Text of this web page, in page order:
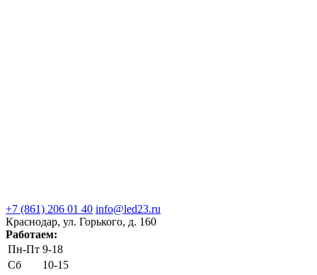
+7 (861) 206 01 40 info@led23.ru
Краснодар, ул. Горького, д. 160
Работаем:
Пн-Пт 9-18
Сб
10-15